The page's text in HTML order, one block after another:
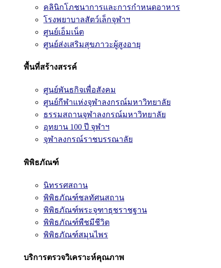
คลินิกโภชนาการและการกำหนดอาหาร
โรงพยาบาลสัตว์เล็กจุฬาฯ
ศูนย์เอ็มเน็ต
ศูนย์ส่งเสริมสุขภาวะผู้สูงอายุ
พื้นที่สร้างสรรค์
ศูนย์พันธกิจเพื่อสังคม
ศูนย์กีฬาแห่งจุฬาลงกรณ์มหาวิทยาลัย
ธรรมสถานจุฬาลงกรณ์มหาวิทยาลัย
อุทยาน 100 ปี จุฬาฯ
จุฬาลงกรณ์ราชบรรณาลัย
พิพิธภัณฑ์
นิทรรศสถาน
พิพิธภัณฑ์ชลทัศนสถาน
พิพิธภัณฑ์พระจุฑาธุชราชฐาน
พิพิธภัณฑ์พืชมีชีวิต
พิพิธภัณฑ์สมุนไพร
บริการตรวจวิเคราะห์คุณภาพ